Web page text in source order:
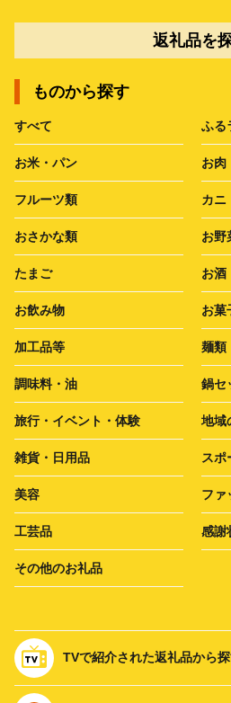
返礼品を
ものから探す
すべて ふる
お米・パン お肉
フルーツ類 カニ
おさかな類 お野
たまご お酒
お飲み物 お菓
加工品等 麺類
調味料・油 鍋セ
旅行・イベント・体験 地域
雑貨・日用品 スポ
美容 ファ
工芸品 感謝
その他のお礼品
TVで紹介された返礼品から